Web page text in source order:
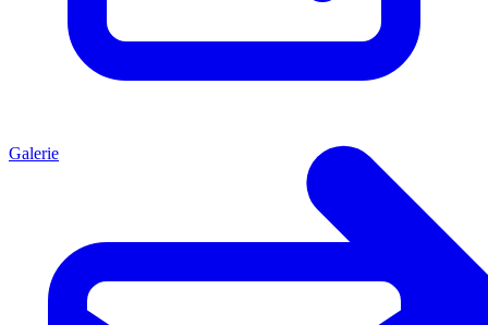
Galerie